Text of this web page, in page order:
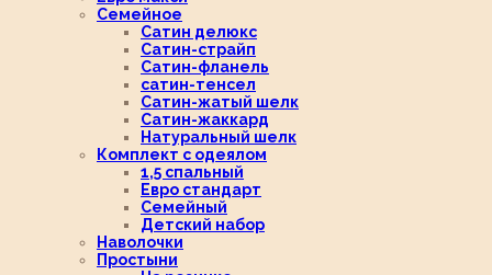
Семейное
Сатин делюкс
Сатин-страйп
Сатин-фланель
сатин-тенсел
Сатин-жатый шелк
Сатин-жаккард
Натуральный шелк
Комплект с одеялом
1,5 спальный
Евро стандарт
Семейный
Детский набор
Наволочки
Простыни